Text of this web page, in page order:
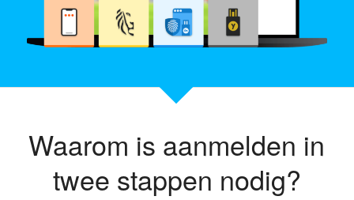
Waarom is aanmelden in
twee stappen nodig?